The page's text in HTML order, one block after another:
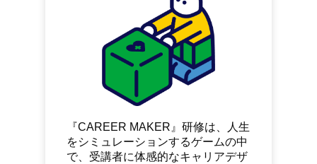
『CAREER MAKER』研修は、人生
をシミュレーションするゲームの中
で、受講者に体感的なキャリアデザ